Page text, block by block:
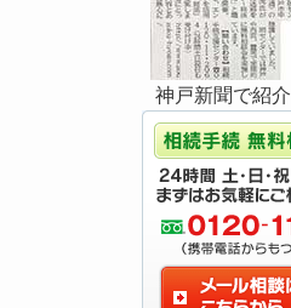
神戸新聞で紹